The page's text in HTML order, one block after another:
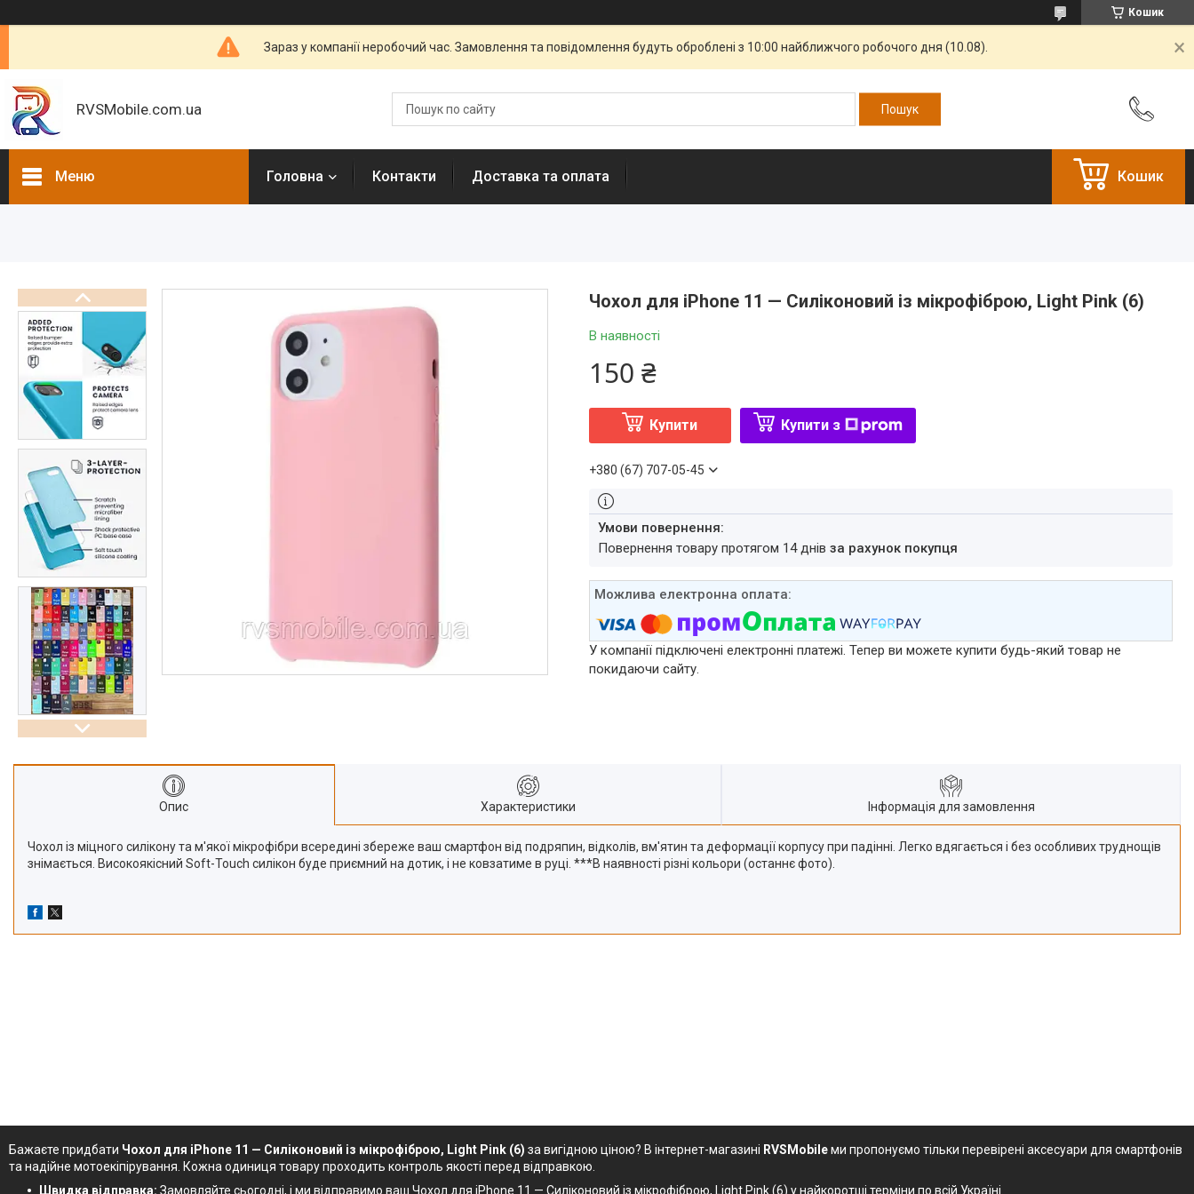
Кошик
Зараз у компанії неробочий час. Замовлення та повідомлення будуть оброблені з 10:00 найближчого робочого дня (10.08).
RVSMobile.com.ua
Меню Головна Контакти Доставка та оплата Кошик
Чохол для iPhone 11 — Силіконовий із мікрофіброю, Light Pink (6)
В наявності
150 ₴
Купити Купити з
+380 (67) 707-05-45
повернення товару протягом 14 днів за рахунок покупця
У компанії підключені електронні платежі. Тепер ви можете купити будь-який товар не
покидаючи сайту.
Опис Характеристики Інформація для замовлення
Чохол із міцного силікону та м'якої мікрофібри всередині збереже ваш смартфон від подряпин, відколів, вм'ятин та деформації корпусу при падінні. Легко вдягається і без особливих труднощів
знімається. Високоякісний Soft-Touch силікон буде приємний на дотик, і не ковзатиме в руці. ***В наявності різні кольори (останнє фото).
Бажаєте придбати Чохол для iPhone 11 — Силіконовий із мікрофіброю, Light Pink (6) за вигідною ціною? В інтернет-магазині RVSMobileми пропонуємо тільки перевірені аксесуари для смартфонів
та надійне мотоекіпірування. Кожна одиниця товару проходить контроль якості перед відправкою.
Швидка відправка: Замовляйте сьогодні, і ми відправимо ваш Чохол для iPhone 11 — Силіконовий із мікрофіброю, Light Pink (6) у найкоротші терміни по всій Україні.